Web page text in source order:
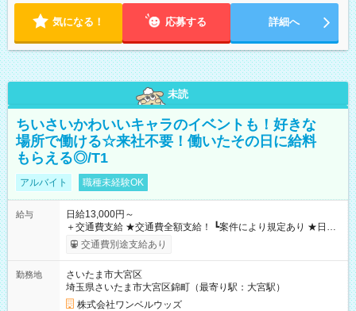
気になる！ 応募する 詳細へ
未読
ちいさいかわいいキャラのイベントも！好きな
場所で働ける☆来社不要！働いたその日に給料
もらえる◎/T1
アルバイト 職種未経験OK
給与
日給13,000円～
＋交通費支給 ★交通費全額支給！ ┗案件により規定あり ★日払
いOK！（規定あり） ┗働いたその日に現金GET♪ お仕事後はコ
ンビニATMから 日払い分を引き落とせます！ 【試用期間】試
交通費別途支給あり
勤務地
さいたま市大宮区
埼玉県さいたま市大宮区錦町（最寄り駅：大宮駅）
株式会社ワンベルウッズ